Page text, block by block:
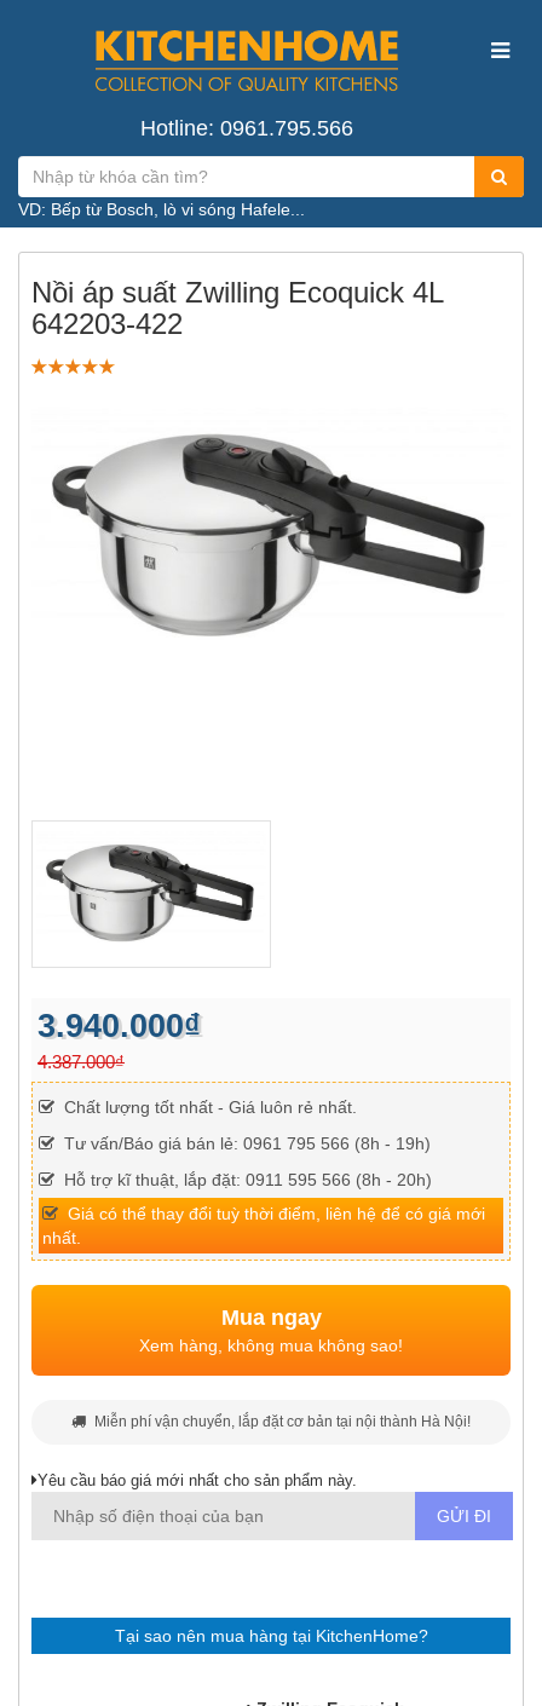
Hotline: 0961.795.566
VD: Bếp từ Bosch, lò vi sóng Hafele...
Nồi áp suất Zwilling Ecoquick 4L
642203-422
3.940.000₫
4.387.000₫
Chất lượng tốt nhất - Giá luôn rẻ nhất.
Tư vấn/Báo giá bán lẻ: 0961 795 566 (8h - 19h)
Hỗ trợ kĩ thuật, lắp đặt: 0911 595 566 (8h - 20h)
Giá có thể thay đổi tuỳ thời điểm, liên hệ để có giá mới
nhất.
Mua ngay
Xem hàng, không mua không sao!
Miễn phí vận chuyển, lắp đặt cơ bản tại nội thành Hà Nội!
Yêu cầu báo giá mới nhất cho sản phẩm này.
Tại sao nên mua hàng tại KitchenHome?